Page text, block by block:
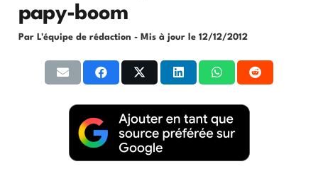
papy-boom
Par L'équipe de rédaction - Mis à jour le 12/12/2012